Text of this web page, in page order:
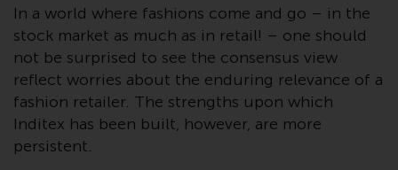
Die auf dieser Website
enthaltenen Informationen
werden so wie sie sind zur
Verfügung gestellt, können ohne
Vorankündigung geändert
werden und es wird keine
Garantie hinsichtlich ihrer
In a world where fashions come and go – in the
stock market as much as in retail! – one should
not be surprised to see the consensus view
reflect worries about the enduring relevance of a
fashion retailer. The strengths upon which
Inditex has been built, however, are more
persistent.